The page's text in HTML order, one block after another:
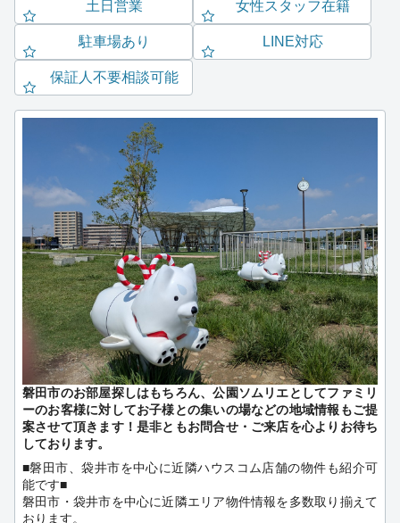
土日営業 女性スタッフ在籍
駐車場あり LINE対応
保証人不要相談可能
磐田市のお部屋探しはもちろん、公園ソムリエとしてファミリ
ーのお客様に対してお子様との集いの場などの地域情報もご提
案させて頂きます！是非ともお問合せ・ご来店を心よりお待ち
しております。
■磐田市、袋井市を中心に近隣ハウスコム店舗の物件も紹介可
能です■
磐田市・袋井市を中心に近隣エリア物件情報を多数取り揃えて
おります。